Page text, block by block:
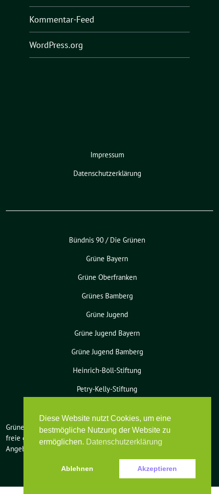
Kommentar-Feed
WordPress.org
Impressum
Datenschutzerklärung
Bündnis 90 / Die Grünen
Grüne Bayern
Grüne Oberfranken
Grünes Bamberg
Grüne Jugend
Grüne Jugend Bayern
Grüne Jugend Bamberg
Heinrich-Böll-Stiftung
Petry-Kelly-Stiftung
Grüne Bamberg-Land benutzt das
freie grüne Themesunflower‐ ein
Angebot der
verdigado eG
Diese Website nutzt Cookies, um eine
bestmögliche Nutzung der Website zu
ermöglichen. Datenschutzerklärung
Ablehnen Akzeptieren